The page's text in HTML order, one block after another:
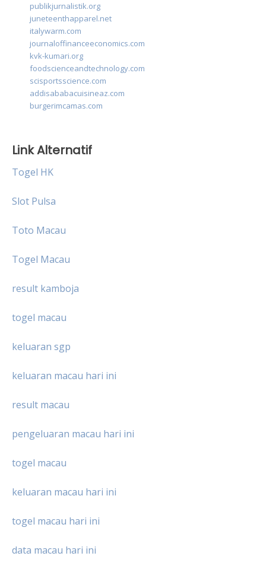
publikjurnalistik.org
juneteenthapparel.net
italywarm.com
journaloffinanceeconomics.com
kvk-kumari.org
foodscienceandtechnology.com
scisportsscience.com
addisababacuisineaz.com
burgerimcamas.com
Link Alternatif
Togel HK
Slot Pulsa
Toto Macau
Togel Macau
result kamboja
togel macau
keluaran sgp
keluaran macau hari ini
result macau
pengeluaran macau hari ini
togel macau
keluaran macau hari ini
togel macau hari ini
data macau hari ini